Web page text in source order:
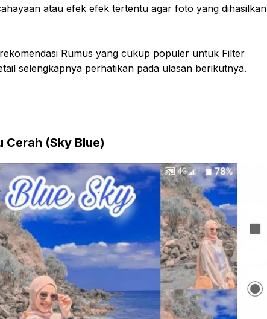
atau efek efek tertentu agar foto yang dihasilkan
Rumus yang cukup populer untuk Filter
selengkapnya perhatikan pada ulasan berikutnya.
Cerah (Sky Blue)